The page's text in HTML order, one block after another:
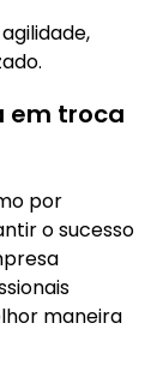
em troca
por
o sucesso
maneira